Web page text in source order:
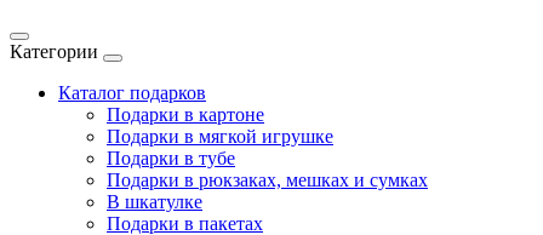
Категории
Каталог подарков
Подарки в картоне
Подарки в мягкой игрушке
Подарки в тубе
Подарки в рюкзаках, мешках и сумках
В шкатулке
Подарки в пакетах